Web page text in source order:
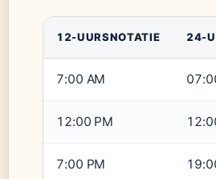
12-UURSNOTATIE 24-
7:00 AM
12:00 PM
7:00 PM